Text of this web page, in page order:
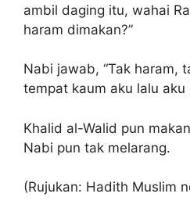
ambil daging itu, wahai
haram dimakan?”
Nabi jawab, “Tak haram,
tempat kaum aku lalu aku
Khalid al-Walid pun
Nabi pun tak melarang.
(Rujukan: Hadith Muslim